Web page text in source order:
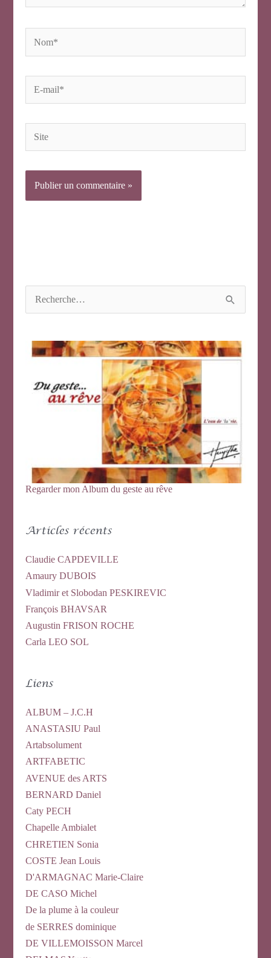
mail*
c
Regarder mon Album du geste au rêve
Articles récents
Claudie CAPDEVILLE
Amaury DUBOIS
Vladimir et Slobodan PESKIREVIC
François BHAVSAR
Augustin FRISON ROCHE
Carla LEO SOL
Liens
ALBUM – J.C.H
ANASTASIU Paul
Artabsolument
ARTFABETIC
AVENUE des ARTS
BERNARD Daniel
Caty PECH
Chapelle Ambialet
CHRETIEN Sonia
COSTE Jean Louis
D'ARMAGNAC Marie-Claire
DE CASO Michel
De la plume à la couleur
de SERRES dominique
DE VILLEMOISSON Marcel